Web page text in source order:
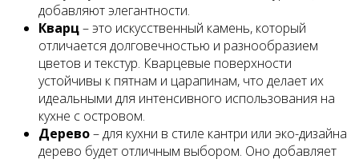
добавляют элегантности.
Кварц– это искусственный камень, который
отличается долговечностью и разнообразием
цветов и текстур. Кварцевые поверхности
устойчивы к пятнам и царапинам, что делает их
идеальными для интенсивного использования на
кухне с островом.
Дерево– для кухни в стиле кантри или эко-дизайна
дерево будет отличным выбором. Оно добавляет